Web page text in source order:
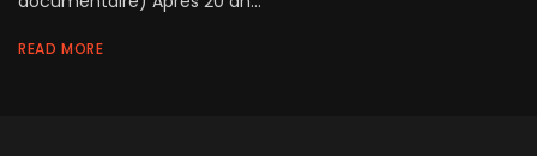
READ MORE